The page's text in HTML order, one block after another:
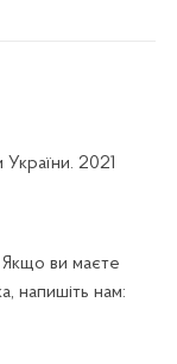
2021
ви маєте
напишіть нам: